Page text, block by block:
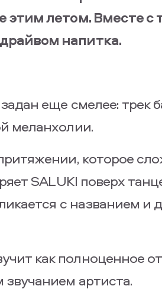
этим летом. Вместе
напитка.
еще смелее: трек
меланхолии.
которое
SALUKI поверх
с названием и
как полноценное
артиста.